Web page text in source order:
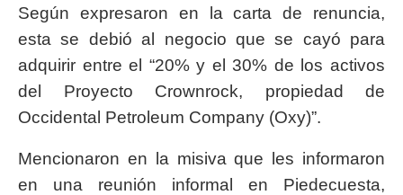
Según expresaron en la carta de renuncia,
esta se debió al negocio que se cayó para
adquirir entre el “20% y el 30% de los activos
del Proyecto Crownrock, propiedad de
Occidental Petroleum Company (Oxy)”.
Mencionaron en la misiva que les informaron
en una reunión informal en Piedecuesta,